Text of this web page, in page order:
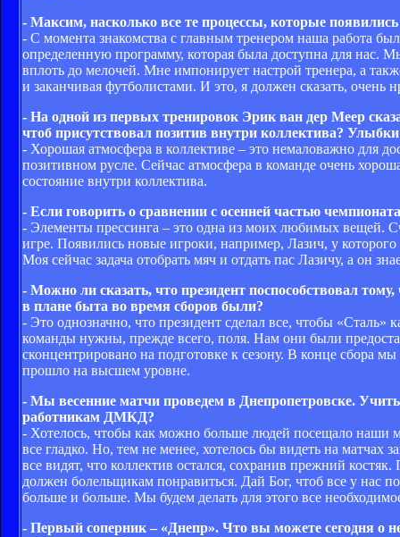
- Максим, насколько все те процессы, которые
- С момента знакомства с главным тренером наша работа
определенную программу, которая была доступна для нас.
вплоть до мелочей. Мне импонирует настрой тренера, а
и заканчивая футболистами. И это, я должен сказать, очень
- На одной из первых тренировок Эрик ван дер Меер
чтоб присутствовал позитив внутри коллектива?
- Хорошая атмосфера в коллективе – это немаловажно для
позитивном русле. Сейчас атмосфера в команде очень
состояние внутри коллектива.
- Если говорить о сравнении с осенней частью
- Элементы прессинга – это одна из моих любимых вещей.
игре. Появились новые игроки, например, Лазич, у
Моя сейчас задача отобрать мяч и отдать пас Лазичу, а он
- Можно ли сказать, что президент поспособствовал
в плане быта во время сборов были?
- Это однозначно, что президент сделал все, чтобы «Сталь»
команды нужны, прежде всего, поля. Нам они были
сконцентрировано на подготовке к сезону. В конце сбора
прошло на высшем уровне.
- Мы весенние матчи проведем в Днепропетровске.
работникам ДМКД?
- Хотелось, чтобы как можно больше людей посещало наши
все гладко. Но, тем не менее, хотелось бы видеть на
все видят, что коллектив остался, сохранив прежний
должен болельщикам понравиться. Дай Бог, чтоб все у нас
больше и больше. Мы будем делать для этого все
- Первый соперник – «Днепр». Что вы можете сегодня о